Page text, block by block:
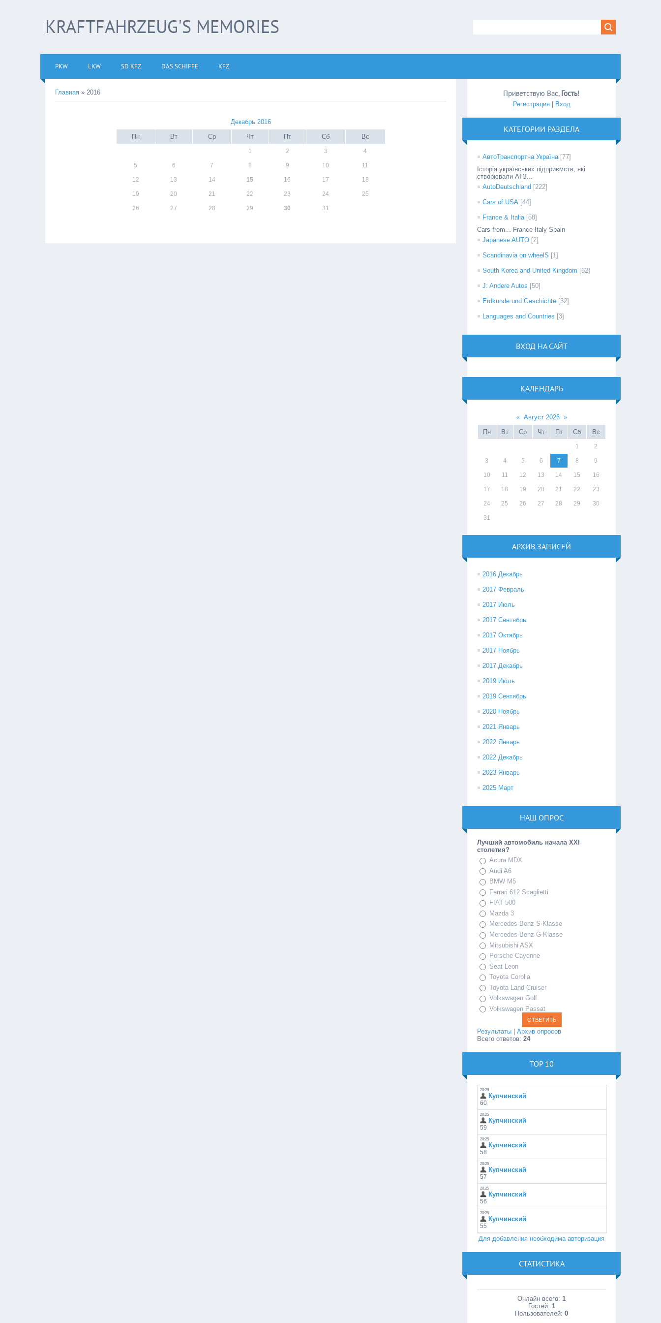
KRAFTFAHRZEUG'S MEMORIES
PKW LKW SD.KFZ DAS SCHIFFE KFZ
Главная » 2016
Декабрь 2016
Пн
Вт Ср Чт Пт Сб Вс
1 2 3 4
5 6 7 8 9 10 11
12 13 14 15 16 17 18
19 20 21 22 23 24 25
26 27 28 29 30 31
Приветствую Вас, Гость!
Регистрация| Вход
КАТЕГОРИИ РАЗДЕЛА
АвтоТранспортна Україна [77]
Історія українських підприємств, які
створювали АТЗ...
AutoDeutschland [222]
Cars of USA [44]
France & Italia [58]
Cars from... France Italy Spain
Japanese AUTO [2]
Scandinavia on wheelS [1]
South Korea and United Kingdom [62]
J: Andere Autos [50]
Erdkunde und Geschichte [32]
Languages and Countries [3]
ВХОД НА САЙТ
КАЛЕНДАРЬ
« Август 2026 »
Пн
Вт Ср Чт Пт Сб Вс
1 2
3 4 5 6 7 8 9
10 11 12 13 14 15 16
17 18 19 20 21 22 23
24 25 26 27 28 29 30
31
АРХИВ ЗАПИСЕЙ
2016 Декабрь
2017 Февраль
2017 Июль
2017 Сентябрь
2017 Октябрь
2017 Ноябрь
2017 Декабрь
2019 Июль
2019 Сентябрь
2020 Ноябрь
2021 Январь
2022 Январь
2022 Декабрь
2023 Январь
2025 Март
НАШ ОПРОС
Лучший автомобиль начала XXI
столетия?
Acura MDX
Audi A6
BMW M5
Ferrari 612 Scaglietti
FIAT 500
Mazda 3
Mercedes-Benz S-Klasse
Mercedes-Benz G-Klasse
Mitsubishi ASX
Porsche Cayenne
Seat Leon
Toyota Corolla
Toyota Land Cruiser
Volkswagen Golf
Volkswagen Passat
Результаты |Архив опросов
Всего ответов:24
TOP 10
Для добавления необходима авторизация
СТАТИСТИКА
Онлайн всего:1
Гостей: 1
Пользователей:0